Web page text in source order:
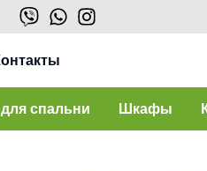
спальни Шкафы